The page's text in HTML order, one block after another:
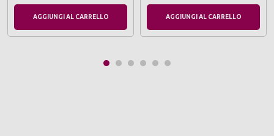
AGGIUNGI AL CARRELLO AGGIUNGI AL CARRELLO